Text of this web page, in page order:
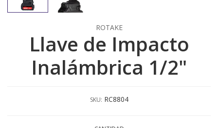
ROTAKE
Llave de Impacto
Inalámbrica 1/2"
SKU: RC8804